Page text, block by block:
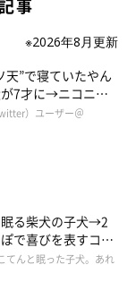
手？
事
※2026年8月更新
天”で寝ていたやん
7才に→ニコニ
が魅力のコに成
）ユーザー＠
る柴犬の子犬→2
で喜びを表すコに
てんと眠った子犬。あれ